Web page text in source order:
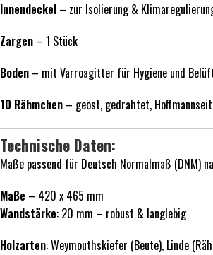
Innendeckel – zur Isolierung &
Zargen – 1 Stück
Boden – mit Varroagitter für Hygiene und
10 Rähmchen – geöst, gedrahtet,
Technische Daten:
Maße passend für Deutsch Normalmaß (DNM)
Maße – 420 x 465 mm
Wandstärke: 20 mm – robust & langlebig
Holzarten: Weymouthskiefer (Beute), Linde